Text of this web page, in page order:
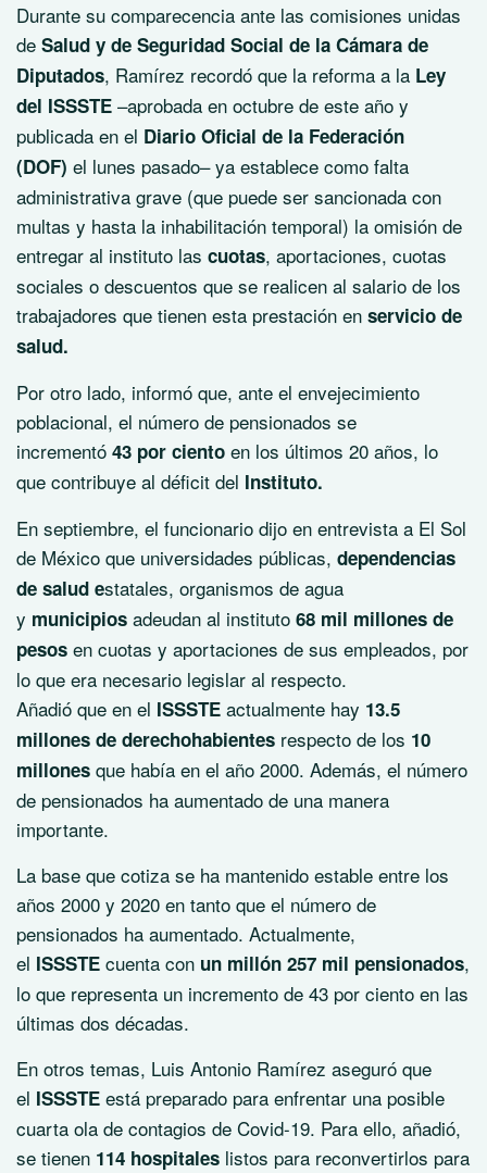
Durante su comparecencia ante las comisiones unidas
de Salud y de Seguridad Social de la Cámara de
Diputados, Ramírez recordó que la reforma a la Ley
del ISSSTE –aprobada en octubre de este año y
publicada en el Diario Oficial de la Federación
(DOF) el lunes pasado– ya establece como falta
administrativa grave (que puede ser sancionada con
multas y hasta la inhabilitación temporal) la omisión de
entregar al instituto las cuotas, aportaciones, cuotas
sociales o descuentos que se realicen al salario de los
trabajadores que tienen esta prestación en servicio de
salud.
Por otro lado, informó que, ante el envejecimiento
poblacional, el número de pensionados se
incrementó 43 por ciento en los últimos 20 años, lo
que contribuye al déficit del Instituto.
En septiembre, el funcionario dijo en entrevista a El Sol
de México que universidades públicas, dependencias
de salud estatales, organismos de agua
y municipios adeudan al instituto 68 mil millones de
pesos en cuotas y aportaciones de sus empleados, por
lo que era necesario legislar al respecto.
Añadió que en el ISSSTE actualmente hay 13.5
millones de derechohabientes respecto de los 10
millones que había en el año 2000. Además, el número
de pensionados ha aumentado de una manera
importante.
La base que cotiza se ha mantenido estable entre los
años 2000 y 2020 en tanto que el número de
pensionados ha aumentado. Actualmente,
el ISSSTE cuenta con un millón 257 mil pensionados,
lo que representa un incremento de 43 por ciento en las
últimas dos décadas.
En otros temas, Luis Antonio Ramírez aseguró que
el ISSSTE está preparado para enfrentar una posible
cuarta ola de contagios de Covid-19. Para ello, añadió,
se tienen 114 hospitales listos para reconvertirlos para